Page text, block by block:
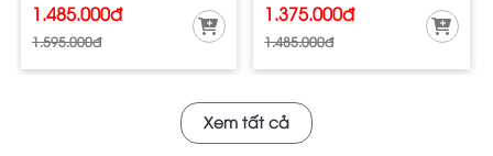
1.485.000đ
1.595.000đ
1.375.000đ
1.485.000đ
Xem tất cả